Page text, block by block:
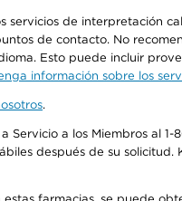
de interpretación
de contacto. No
Esto puede incluir
información sobre los
.
a los Miembros al
después de su